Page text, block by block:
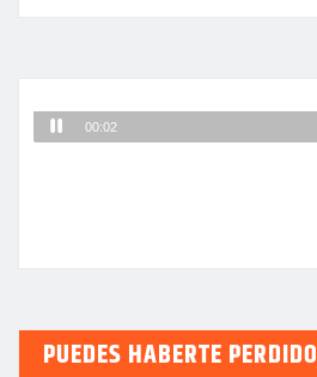
PUEDES HABERTE PERDIDO